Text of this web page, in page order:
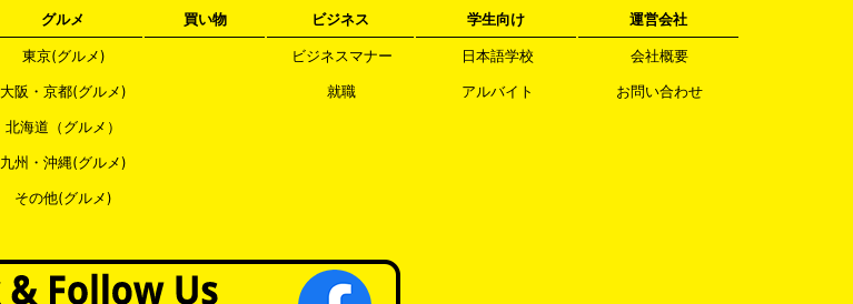
グルメ
東京(グルメ)
大阪・京都(グルメ)
北海道（グルメ）
九州・沖縄(グルメ)
その他(グルメ)
買い物 ビジネス
ビジネスマナー
就職
学生向け
日本語学校
アルバイト
運営会社
会社概要
お問い合わせ